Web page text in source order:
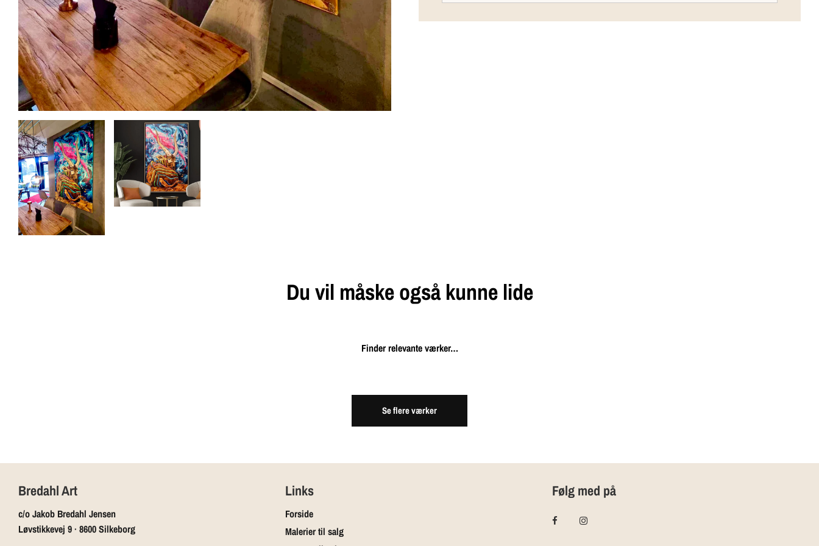
Motivet står klart, mens baggrund og farver hjælper med at skabe retning i billedet.
Du vil måske også kunne lide
Finder relevante værker…
Se flere værker
Bredahl Art
c/o Jakob Bredahl Jensen
Løvstikkevej 9 · 8600 Silkeborg
Links
Forside
Malerier til salg
Følg med på